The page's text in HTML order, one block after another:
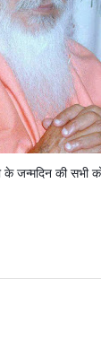
के जन्मदिन की